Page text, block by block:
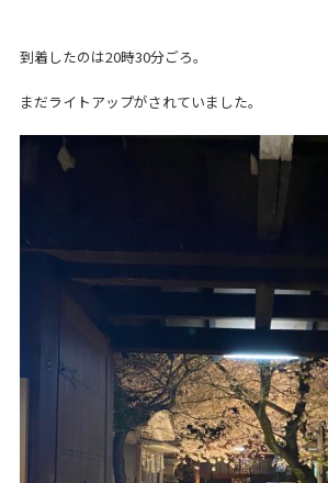
到着したのは20時30分ごろ。
まだライトアップがされていました。